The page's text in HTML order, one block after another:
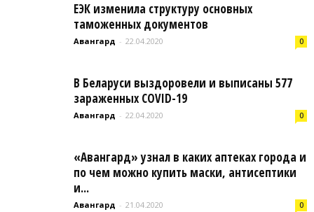
ЕЭК изменила структуру основных
таможенных документов
Авангард - 22.04.2020 0
В Беларуси выздоровели и выписаны 577
зараженных COVID-19
Авангард - 22.04.2020 0
«Авангард» узнал в каких аптеках города и
по чем можно купить маски, антисептики
и...
Авангард - 21.04.2020 0